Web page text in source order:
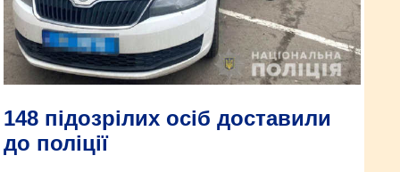
148 підозрілих осіб доставили
до поліції